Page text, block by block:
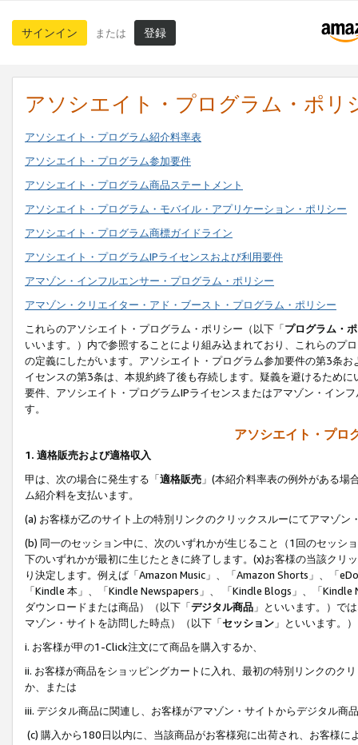
サインイン または 登録
アソシエイト・プログラム・ポリ
アソシエイト・プログラム紹介料率表
アソシエイト・プログラム参加要件
アソシエイト・プログラム商品ステートメント
アソシエイト・プログラム・モバイル・アプリケーション・ポリシー
アソシエイト・プログラム商標ガイドライン
アソシエイト・プログラムIPライセンスおよび利用要件
アマゾン・インフルエンサー・プログラム・ポリシー
アマゾン・クリエイター・アド・ブースト・プログラム・ポリシー
これらのアソシエイト・プログラム・ポリシー（以下「プログラム・
いいます。）内で参照することにより組み込まれており、これらのプ
の定義にしたがいます。アソシエイト・プログラム参加要件の第3条
イセンスの第3条は、本規約終了後も存続します。疑義を避けるため
要件、アソシエイト・プログラムIPライセンスまたはアマゾン・イン
す。
アソシエイト・プロ
1. 適格販売および適格収入
甲は、次の場合に発生する「適格販売 」(本紹介料率表の例外がある
ム紹介料を支払います。
(a) お客様が乙のサイト上の特別リンクのクリックスルーにてアマゾン
(b) 同一のセッション中に、次のいずれかが生じること（1回のセッシ
下のいずれかが最初に生じたときに終了します。(x)お客様の当該ク
り決定します。例えば「Amazon Music」、「Amazon Shorts」、「
「Kindle 本」、「Kindle Newspapers」、 「Kindle Blogs」、「
ダウンロードまたは商品）（以下「デジタル商品 」といいます。）で
マゾン・サイトを訪問した時点）（以下「セッション 」といいます。
i. お客様が甲の1-Click注文にて商品を購入するか、
ii. お客様が商品をショッピングカートに入れ、最初の特別リンクのク
か、または
iii. デジタル商品に関連し、お客様がアマゾン・サイトからデジタル
(c) 購入から180日以内に、当該商品がお客様宛に出荷され、お客様